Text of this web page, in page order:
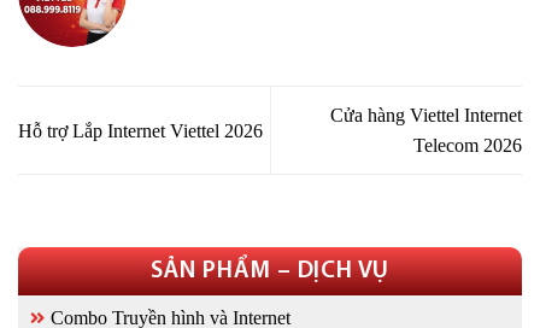
SẢN PHẨM – DỊCH VỤ
Combo Truyền hình và Internet
Hỗ trợ Lắp Internet Viettel 2026
Cửa hàng Viettel Internet
Telecom 2026